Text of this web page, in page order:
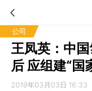
公司
王凤英：中
后 应组建“国
2019年03月03日 16:33